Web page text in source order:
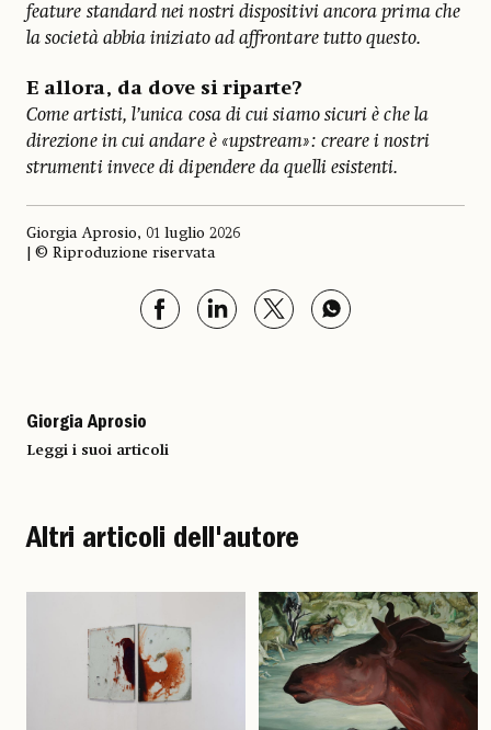
feature standard nei nostri dispositivi ancora prima che
la società abbia iniziato ad affrontare tutto questo.
E allora, da dove si riparte?
Come artisti, l’unica cosa di cui siamo sicuri è che la
direzione in cui andare è «upstream»: creare i nostri
strumenti invece di dipendere da quelli esistenti.
Giorgia Aprosio, 01 luglio 2026
| © Riproduzione riservata
Giorgia Aprosio
Leggi i suoi articoli
Altri articoli dell'autore